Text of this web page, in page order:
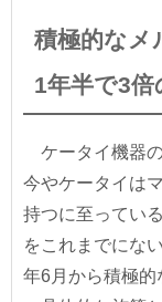
積極的なメ
1年半で3倍
ケータイ機器の
今やケータイは
持つに至ってい
をこれまでにな
年6月から積極的